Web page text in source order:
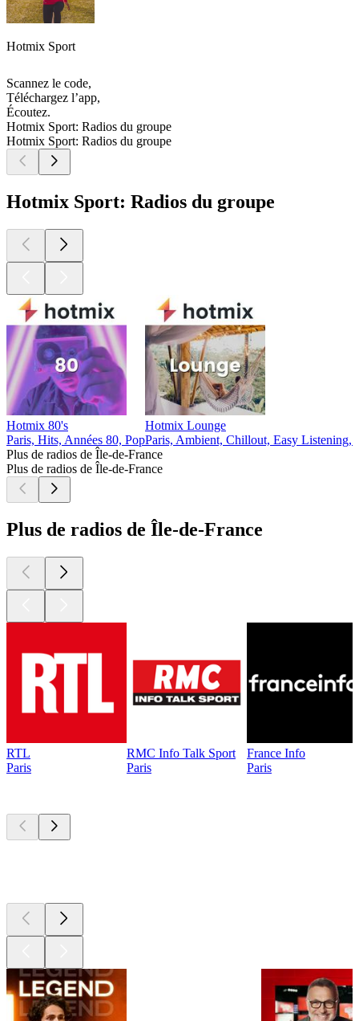
Hotmix Sport
Scannez le code,
Téléchargez l’app,
Écoutez.
Hotmix Sport: Radios du groupe
Hotmix Sport: Radios du groupe
Hotmix Sport: Radios du groupe
Hotmix 80's
Paris, Hits, Années 80, Pop
Hotmix Lounge
Paris, Ambient, Chillout, Easy Listening,
Plus de radios de Île-de-France
Plus de radios de Île-de-France
Plus de radios de Île-de-France
RTL
Paris
RMC Info Talk Sport
Paris
France Info
Paris